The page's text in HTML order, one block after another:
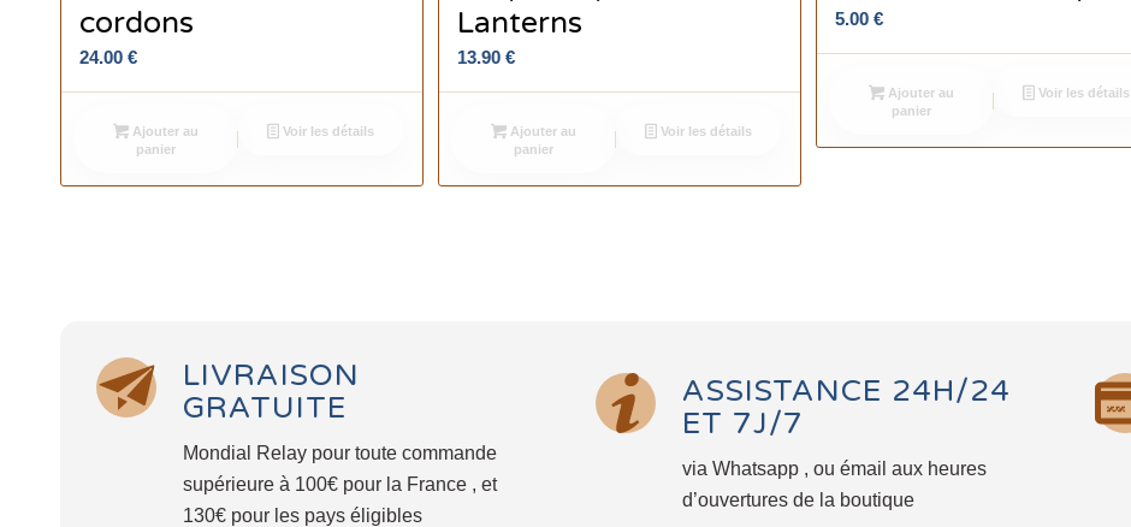
cordons
24.00 €
Ajouter au
panier
Voir les détails
Lanterns
13.90€
Ajouter au
panier
Voir les détails
5.00€
Ajouter au
panier
Voir les détails
LIVRAISON
GRATUITE
Mondial Relay pour toute commande
supérieure à 100€ pour la France , et
130€ pour les pays éligibles
ASSISTANCE 24H/24
ET 7J/7
via Whatsapp , ou émail aux heures
d’ouvertures de la boutique